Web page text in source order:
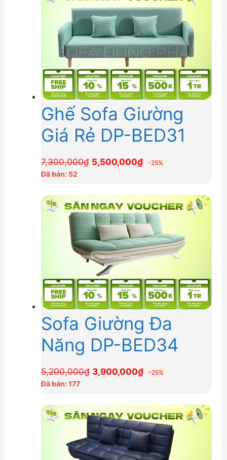
3,900,000₫.
Ghế Sofa Giường
Giá Rẻ DP-BED31
7,300,000₫ Giá
5,500,000₫Giá
5,500,000₫.
-25%
Đã bán: 52
Sofa Giường Đa
Năng DP-BED34
5,200,000₫ Giá
3,900,000₫Giá
3,900,000₫.
-25%
Đã bán: 177